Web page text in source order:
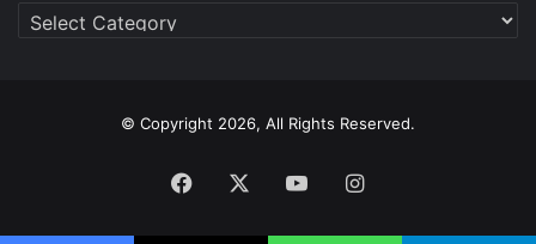
Categories
© Copyright 2026, All Rights Reserved.
Facebook YouTubeInstagram